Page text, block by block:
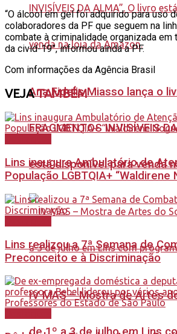
Ana Fidelis Miasso lança o
FRAGMENTOS INVISÍVEIS
está disponível para venda
IV MAS – Mostra de Artes
“O álcool em gel foi adquirido para uso
colaboradores da PF que seguem na
combate à criminalidade organizada em
da civid-19”, informou ainda a PF.
Com informações da Agência Brasil
VEJATAMBÉM
Lins inaugura Ambulatório de
População LGBTQIA+ “Waldirene
Lins realizou a 7ª Semana de
Preconceito e à Discriminação